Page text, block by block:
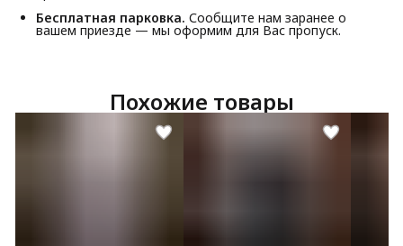
Бесплатная парковка. Сообщите нам заранее о
вашем приезде — мы оформим для Вас пропуск.
Похожие товары